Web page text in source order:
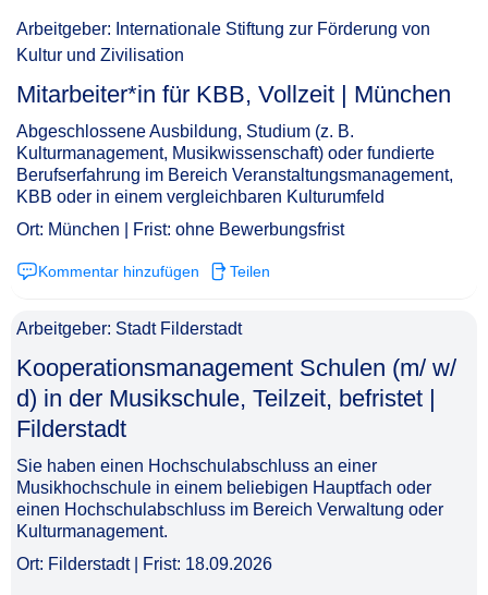
Arbeitgeber: Internationale Stiftung zur Förderung von
Kultur und Zivilisation
Mitarbeiter*in für KBB, Vollzeit | München​‌‌‌‌​‌​‌‌​‌‌‌​​‌​‌
Abgeschlossene Ausbildung, Studium (z. B.
Kulturmanagement, Musikwissenschaft) oder fundierte
Berufserfahrung im Bereich Veranstaltungsmanagement,
KBB oder in einem vergleichbaren Kulturumfeld
Ort: München | Frist: ohne Bewerbungsfrist
Kommentar hinzufügen Teilen
Arbeitgeber: Stadt Filderstadt
Kooperationsmanagement Schulen (m/ w/
d) in der Musikschule, Teilzeit, befristet |
Filderstadt​‌‌‌‌​‌​‌‌​‌‌​‌‌​​​
Sie haben einen Hochschulabschluss an einer
Musikhochschule in einem beliebigen Hauptfach oder
einen Hochschulabschluss im Bereich Verwaltung oder
Kulturmanagement.
Ort: Filderstadt | Frist: 18.09.2026